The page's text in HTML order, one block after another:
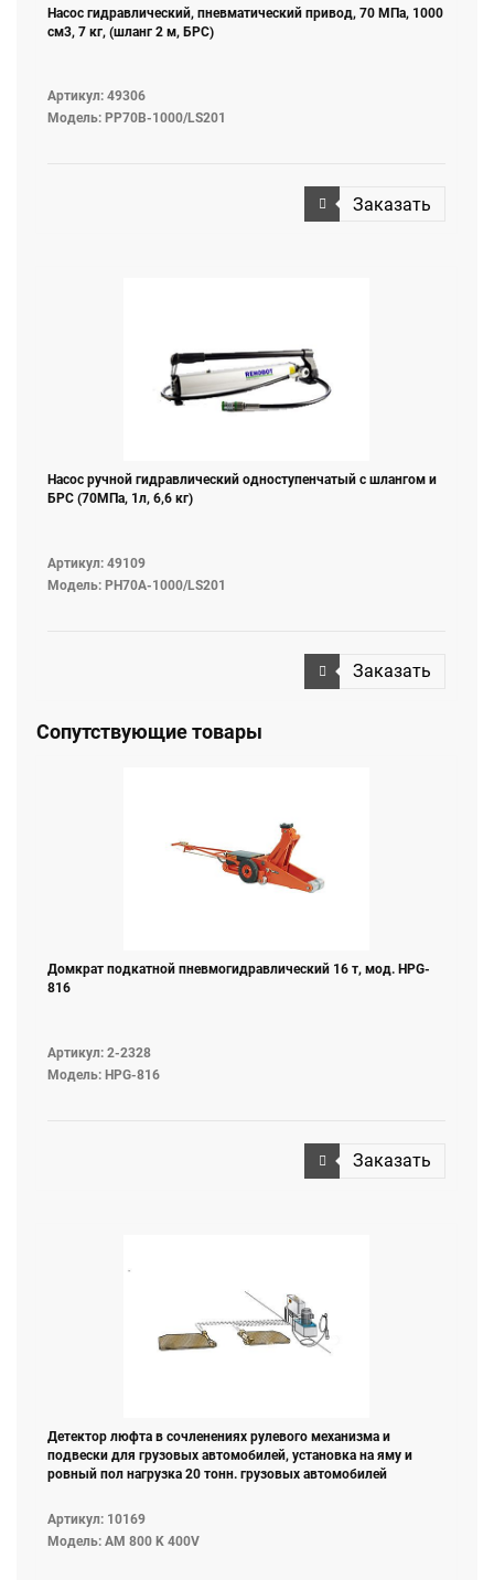
Насос гидравлический, пневматический привод, 70 МПа, 1000
см3, 7 кг, (шланг 2 м, БРС)
Артикул: 49306
Модель: PP70B-1000/LS201
Заказать
Насос ручной гидравлический одноступенчатый с шлангом и
БРС (70МПа, 1л, 6,6 кг)
Артикул: 49109
Модель: PH70A-1000/LS201
Заказать
Сопутствующие товары
Домкрат подкатной пневмогидравлический 16 т, мод. HPG-
816
Артикул: 2-2328
Модель: HPG-816
Заказать
Детектор люфта в сочленениях рулевого механизма и
подвески для грузовых автомобилей, установка на яму и
ровный пол нагрузка 20 тонн. грузовых автомобилей
Артикул: 10169
Модель: AM 800 K 400V